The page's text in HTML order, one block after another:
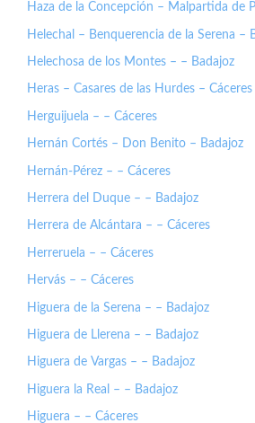
Haza de la Concepción – Malpartida de
Helechal – Benquerencia de la Serena –
Helechosa de los Montes – – Badajoz
Heras – Casares de las Hurdes – Cáceres
Herguijuela – – Cáceres
Hernán Cortés – Don Benito – Badajoz
Hernán-Pérez – – Cáceres
Herrera del Duque – – Badajoz
Herrera de Alcántara – – Cáceres
Herreruela – – Cáceres
Hervás – – Cáceres
Higuera de la Serena – – Badajoz
Higuera de Llerena – – Badajoz
Higuera de Vargas – – Badajoz
Higuera la Real – – Badajoz
Higuera – – Cáceres